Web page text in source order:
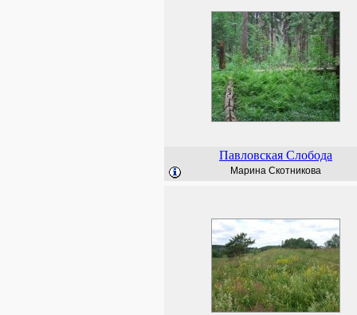
Павловская Слобода
Марина Скотникова